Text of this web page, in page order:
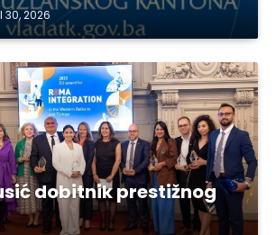
30, 2026
dobitnik prestižnog